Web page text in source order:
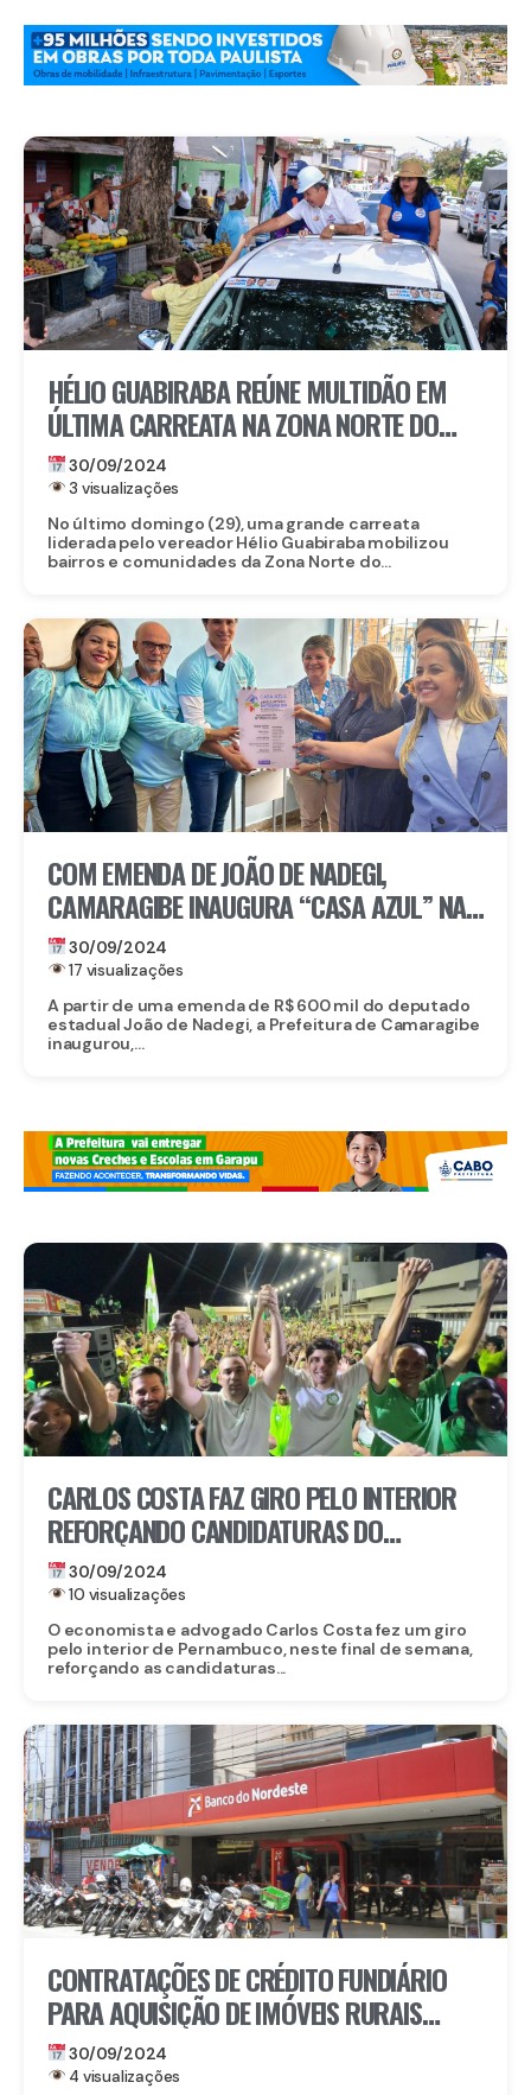
HÉLIO GUABIRABA REÚNE MULTIDÃO EM
ÚLTIMA CARREATA NA ZONA NORTE DO
RECIFE
30/09/2024
3 visualizações
No último domingo (29), uma grande carreata
liderada pelo vereador Hélio Guabiraba mobilizou
bairros e comunidades da Zona Norte do...
COM EMENDA DE JOÃO DE NADEGI,
CAMARAGIBE INAUGURA “CASA AZUL” NA
TABATINGA
30/09/2024
17 visualizações
A partir de uma emenda de R$ 600 mil do deputado
estadual João de Nadegi, a Prefeitura de Camaragibe
inaugurou,...
CARLOS COSTA FAZ GIRO PELO INTERIOR
REFORÇANDO CANDIDATURAS DO
REPUBLICANOS E DE PARTIDOS ALIADOS
30/09/2024
10 visualizações
O economista e advogado Carlos Costa fez um giro
pelo interior de Pernambuco, neste final de semana,
reforçando as candidaturas...
CONTRATAÇÕES DE CRÉDITO FUNDIÁRIO
PARA AQUISIÇÃO DE IMÓVEIS RURAIS
CRESCEM 36%
30/09/2024
4 visualizações